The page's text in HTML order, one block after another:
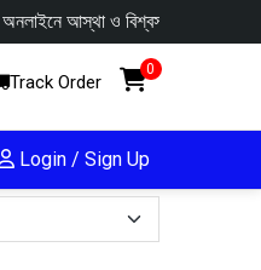
আস্থা ও বিশ্বস্ততার সাথে সারা
Track Order
0
Login / Sign Up